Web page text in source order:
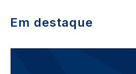
Em destaque